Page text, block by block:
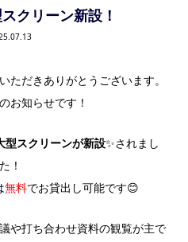
クリーン新設！
ただきありがとうございます。
お知らせです！
型スクリーンが新設✨されまし
た！
無料でお貸出し可能です😊
や打ち合わせ資料の観覧が主で